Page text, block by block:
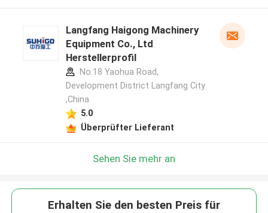
Langfang Haigong Machinery
Equipment Co., Ltd
Herstellerprofil
No.18 Yaohua Road,
Development District Langfang City
,China
5.0
Überprüfter Lieferant
Sehen Sie mehr an
Erhalten Sie den besten Preis für